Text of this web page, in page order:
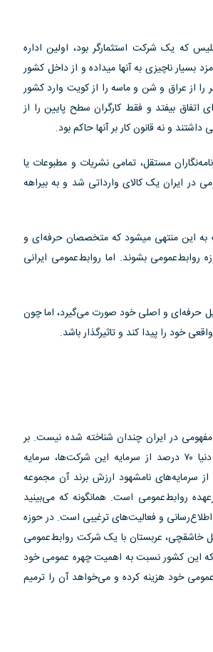
ایران‌ و انگلیس‌ که‌ یک‌ شرکت‌ استثمارگر بود، اولین‌ اداره‌
بسیار ناچیزی به‌ آنها میداده‌ و از داخل‌ کشور
را از عراق‌ و شن‌ و ماسه‌ را از کویت‌ وارد کشور
بیفتد و فقط‌ کارگران‌ سطح‌ پایین‌ را از
و نه‌ قانون‌ کار بر آنها حاکم‌ بود.
مستقل، تمامی نشریات و مطبوعات یا‌
در ایران یک کالای وارداتی شد و به بیراهه
این‌ منتهی میشود که‌ متخصصان‌ حرفه‌ای و
بشوند. اما روابط‌عمومی ایرانی‌
حرفه‌ای و اصلی خود صورت می‌گیرد، اما چون
خود را پیدا کند و تاثیرگذار باشد.
در ایران چندان شناخته شده نیست. بر
اساس بررسی‌های انجام گرفته در میان برندهای مطرح و مشهور دنیا ۷۰ درصد از سرمایه این شرکت‌ها، سرمایه
از سرمایه‌های نامشهود ارزش برند آن مجموعه
روابط‌عمومی است. همانگونه که می‌بینید
و فعالیت‌های ترغیبی است. در حوزه
خاشقچی، عربستان با یک شرکت روابط‌عمومی
این کشور نسبت به اهمیت چهره عمومی خود
خود هزینه کرده و می‌خواهد آن را ترمیم